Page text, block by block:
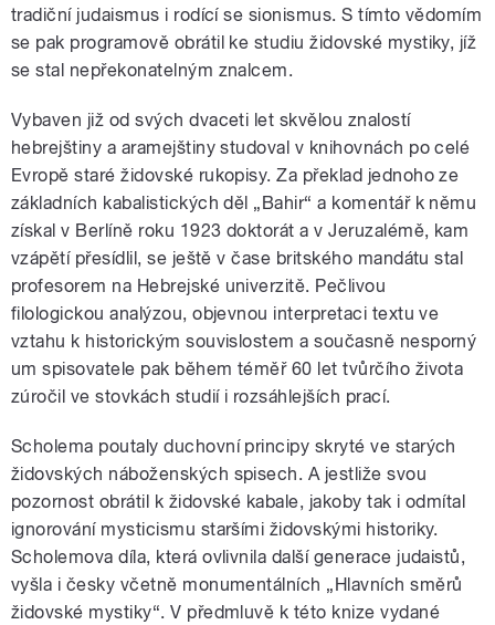
tradiční judaismus i rodící se sionismus. S tímto vědomím
se pak programově obrátil ke studiu židovské mystiky, jíž
se stal nepřekonatelným znalcem.
Vybaven již od svých dvaceti let skvělou znalostí
hebrejštiny a aramejštiny studoval v knihovnách po celé
Evropě staré židovské rukopisy. Za překlad jednoho ze
základních kabalistických děl „Bahir“ a komentář k němu
získal v Berlíně roku 1923 doktorát a v Jeruzalémě, kam
vzápětí přesídlil, se ještě v čase britského mandátu stal
profesorem na Hebrejské univerzitě. Pečlivou
filologickou analýzou, objevnou interpretaci textu ve
vztahu k historickým souvislostem a současně nesporný
um spisovatele pak během téměř 60 let tvůrčího života
zúročil ve stovkách studií i rozsáhlejších prací.
Scholema poutaly duchovní principy skryté ve starých
židovských náboženských spisech. A jestliže svou
pozornost obrátil k židovské kabale, jakoby tak i odmítal
ignorování mysticismu staršími židovskými historiky.
Scholemova díla, která ovlivnila další generace judaistů,
vyšla i česky včetně monumentálních „Hlavních směrů
židovské mystiky“. V předmluvě k této knize vydané